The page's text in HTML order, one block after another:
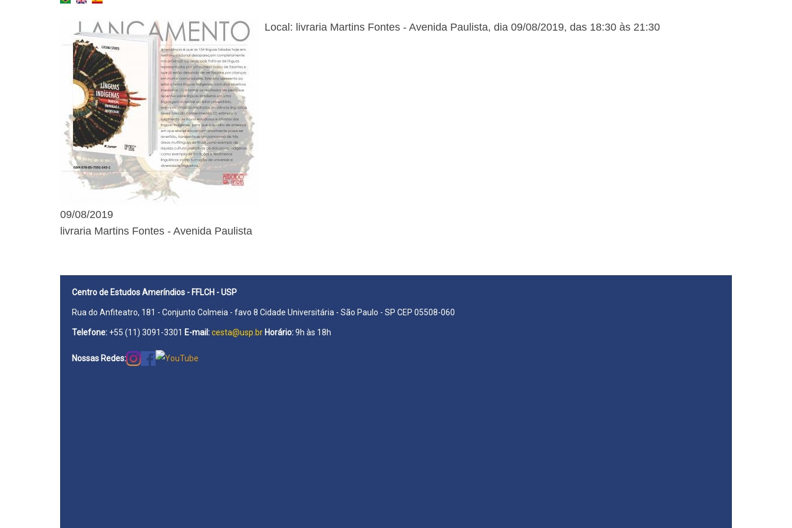
Local: livraria Martins Fontes - Avenida Paulista, dia 09/08/2019, das 18:30 às 21:30
09/08/2019
livraria Martins Fontes - Avenida Paulista
Centro de Estudos Ameríndios - FFLCH - USP
Rua do Anfiteatro, 181 - Conjunto Colmeia - favo 8 Cidade Universitária - São Paulo - SP CEP 05508-060
Telefone: +55 (11) 3091-3301 E-mail:cesta@usp.br Horário:9h às 18h
Nossas Redes: